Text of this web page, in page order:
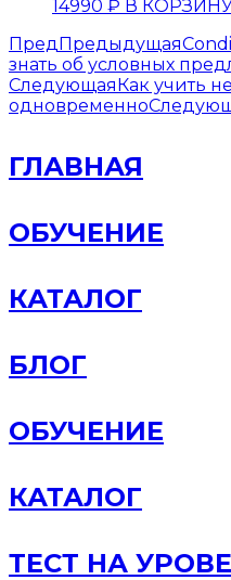
14990 ₽ В КОРЗИНУ
Пред Предыдущая
знать об условных
Следующая Как учить
одновременно
ГЛАВНАЯ
ОБУЧЕНИЕ
КАТАЛОГ
БЛОГ
ОБУЧЕНИЕ
КАТАЛОГ
ТЕСТ НА